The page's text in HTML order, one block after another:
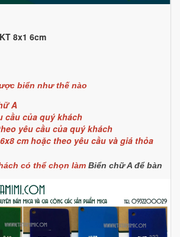
8x1 6cm
biển như thế nào
A
cầu của quý khách
yêu cầu của quý khách
cm hoặc theo yêu cầu và giá thỏa
có thể chọn làm Biển chữ A để bàn